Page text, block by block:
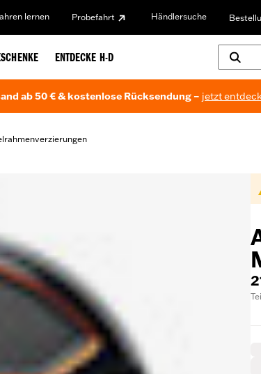
lernen Probefahrt Händlersuche
ENTDECKE H-D
ab 50 € & kostenlose Rücksendung – jetzt